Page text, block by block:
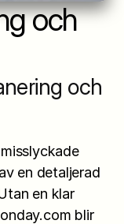
och
och
en detaljerad
en klar
blir